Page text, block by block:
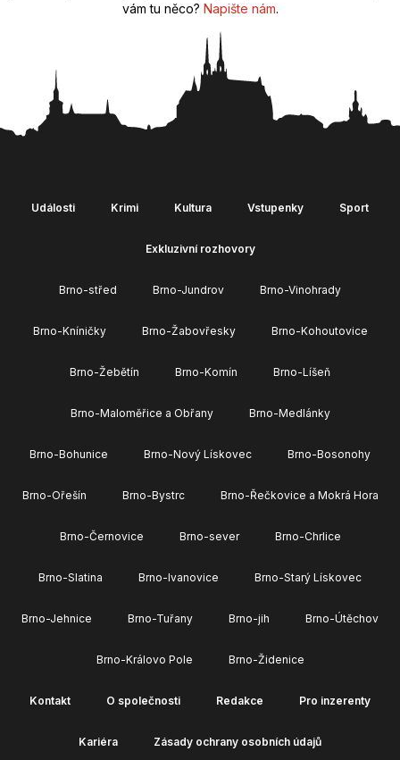
vám tu něco? Napište nám.
Události Krimi Kultura Vstupenky Sport
Exkluzivní rozhovory
Brno-střed Brno-Jundrov Brno-Vinohrady
Brno-Kníničky Brno-Žabovřesky Brno-Kohoutovice
Brno-Žebětín Brno-Komín Brno-Líšeň
Brno-Maloměřice a Obřany Brno-Medlánky
Brno-Bohunice Brno-Nový Lískovec Brno-Bosonohy
Brno-Ořešín Brno-Bystrc Brno-Řečkovice a Mokrá Hora
Brno-Černovice Brno-sever Brno-Chrlice
Brno-Slatina Brno-Ivanovice Brno-Starý Lískovec
Brno-Jehnice Brno-Tuřany Brno-jih Brno-Útěchov
Brno-Královo Pole Brno-Židenice
Kontakt O společnosti Redakce Pro inzerenty
Kariéra Zásady ochrany osobních údajů